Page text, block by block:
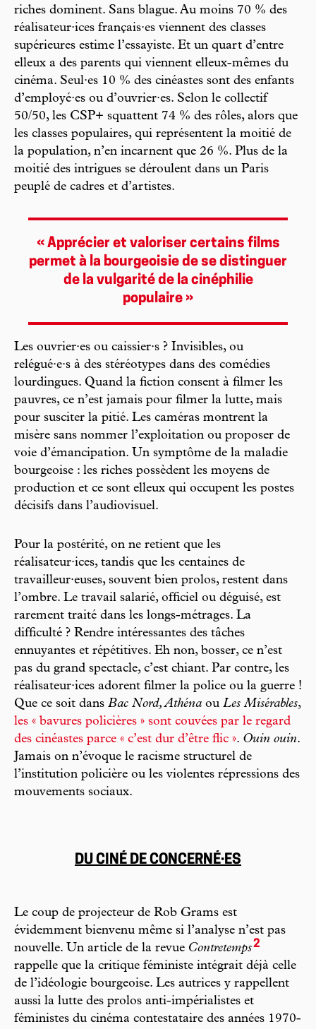
riches dominent. Sans blague. Au moins 70 % des
réalisateur·ices français·es viennent des classes
supérieures estime l’essayiste. Et un quart d’entre
elleux a des parents qui viennent elleux-mêmes du
cinéma. Seul·es 10 % des cinéastes sont des enfants
d’employé·es ou d’ouvrier·es. Selon le collectif
50/50, les CSP+ squattent 74 % des rôles, alors que
les classes populaires, qui représentent la moitié de
la population, n’en incarnent que 26 %. Plus de la
moitié des intrigues se déroulent dans un Paris
peuplé de cadres et d’artistes.
« Apprécier et valoriser certains films
permet à la bourgeoisie de se distinguer
de la vulgarité de la cinéphilie
populaire »
Les ouvrier·es ou caissier·s ? Invisibles, ou
relégué·e·s à des stéréotypes dans des comédies
lourdingues. Quand la fiction consent à filmer les
pauvres, ce n’est jamais pour filmer la lutte, mais
pour susciter la pitié. Les caméras montrent la
misère sans nommer l’exploitation ou proposer de
voie d’émancipation. Un symptôme de la maladie
bourgeoise : les riches possèdent les moyens de
production et ce sont elleux qui occupent les postes
décisifs dans l’audiovisuel.
Pour la postérité, on ne retient que les
réalisateur·ices, tandis que les centaines de
travailleur·euses, souvent bien prolos, restent dans
l’ombre. Le travail salarié, officiel ou déguisé, est
rarement traité dans les longs-métrages. La
difficulté ? Rendre intéressantes des tâches
ennuyantes et répétitives. Eh non, bosser, ce n’est
pas du grand spectacle, c’est chiant. Par contre, les
réalisateur·ices adorent filmer la police ou la guerre !
Que ce soit dans Bac Nord, Athéna ou Les Misérables,
les « bavures policières » sont couvées par le regard
des cinéastes parce « c’est dur d’être flic ». Ouin ouin.
Jamais on n’évoque le racisme structurel de
l’institution policière ou les violentes répressions des
mouvements sociaux.
DU CINÉ DE CONCERNÉ·ES
Le coup de projecteur de Rob Grams est
évidemment bienvenu même si l’analyse n’est pas
nouvelle. Un article de la revue Contretemps2
rappelle que la critique féministe intégrait déjà celle
de l’idéologie bourgeoise. Les autrices y rappellent
aussi la lutte des prolos anti-impérialistes et
féministes du cinéma contestataire des années 1970-